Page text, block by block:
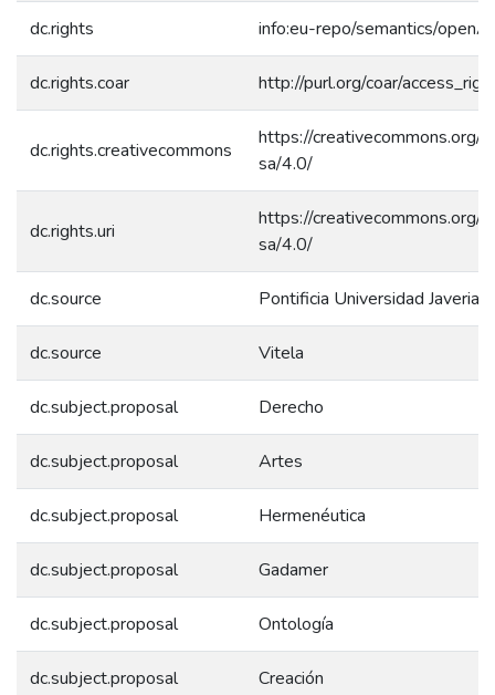
dc.rights info:eu-repo/semantics/
dc.rights.coar http://purl.org/coar/
dc.rights.creativecommons
https://creativecommons.org/
sa/4.0/
dc.rights.uri
https://creativecommons.org/
sa/4.0/
dc.source Pontificia Universidad
dc.source Vitela
dc.subject.proposal Derecho
dc.subject.proposal Artes
dc.subject.proposal Hermenéutica
dc.subject.proposal Gadamer
dc.subject.proposal Ontología
dc.subject.proposal Creación